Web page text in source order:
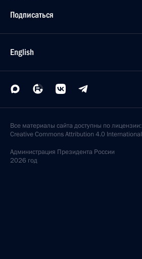
Подписаться
English
Все материалы сайта доступны по лицензии:
Creative Commons Attribution 4.0 International
Администрация Президента России
2026 год